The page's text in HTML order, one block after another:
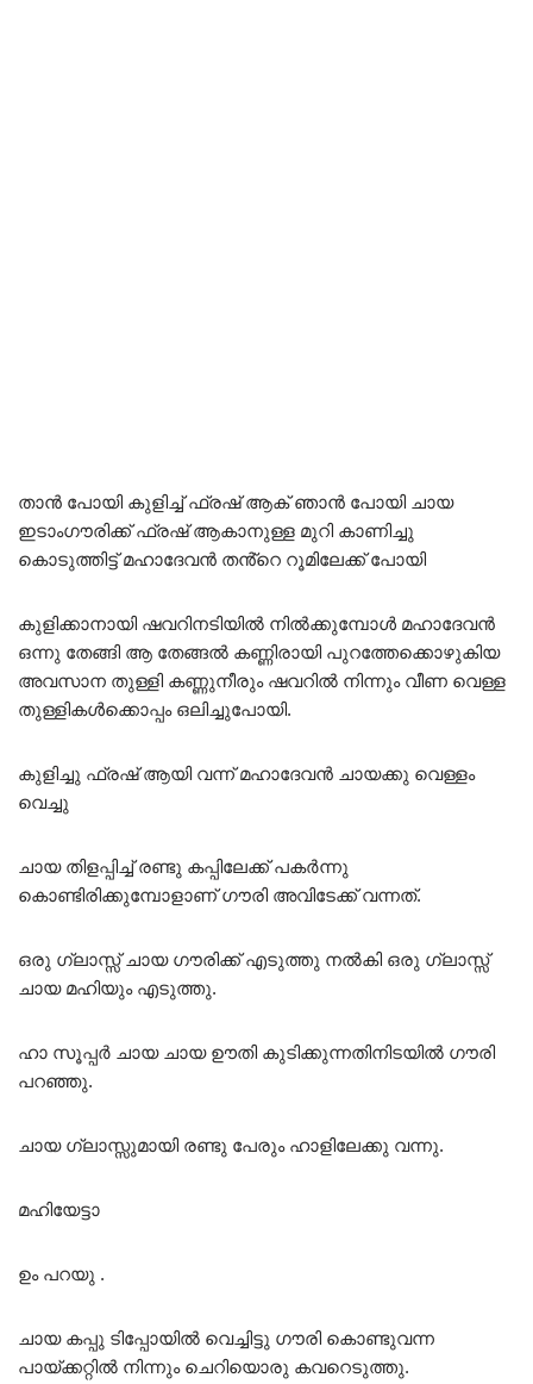
താൻ പോയി കുളിച്ച് ഫ്രഷ് ആക് ഞാൻ പോയി ചായ
ഇടാംഗൗരിക്ക് ഫ്രഷ് ആകാനുള്ള മുറി കാണിച്ചു
കൊടുത്തിട്ട് മഹാദേവൻ തൻ്റെ റൂമിലേക്ക് പോയി
കുളിക്കാനായി ഷവറിനടിയിൽ നിൽക്കുമ്പോൾ മഹാദേവൻ
ഒന്നു തേങ്ങി ആ തേങ്ങൽ കണ്ണിരായി പുറത്തേക്കൊഴുകിയ
അവസാന തുള്ളി കണ്ണുനീരും ഷവറിൽ നിന്നും വീണ വെള്ള
തുള്ളികൾക്കൊപ്പം ഒലിച്ചുപോയി.
കുളിച്ചു ഫ്രഷ് ആയി വന്ന് മഹാദേവൻ ചായക്കു വെള്ളം
വെച്ചു
ചായ തിളപ്പിച്ച് രണ്ടു കപ്പിലേക്ക് പകർന്നു
കൊണ്ടിരിക്കുമ്പോളാണ് ഗൗരി അവിടേക്ക് വന്നത്.
ഒരു ഗ്ലാസ്സ് ചായ ഗൗരിക്ക് എടുത്തു നൽകി ഒരു ഗ്ലാസ്സ്
ചായ മഹിയും എടുത്തു.
ഹാ സൂപ്പർ ചായ ചായ ഊതി കുടിക്കുന്നതിനിടയിൽ ഗൗരി
പറഞ്ഞു.
ചായ ഗ്ലാസ്സുമായി രണ്ടു പേരും ഹാളിലേക്കു വന്നു.
മഹിയേട്ടാ
ഉം പറയു .
ചായ കപ്പു ടിപ്പോയിൽ വെച്ചിട്ടു ഗൗരി കൊണ്ടുവന്ന
പായ്ക്കറ്റിൽ നിന്നും ചെറിയൊരു കവറെടുത്തു.